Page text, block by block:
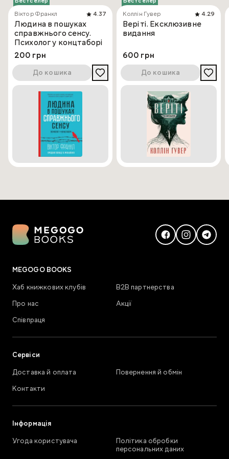
Віктор Франкл
4.37
Людина в пошуках
справжнього сенсу.
Психолог у концтаборі
200 грн
До кошика
Коллін Гувер
4.29
Веріті. Ексклюзивне
видання
600 грн
До кошика
MEGOGO BOOKS
Хаб книжкових клубів
В2В партнерства
Про нас
Акції
Співпраця
Сервіси
Доставка й оплата
Повернення й обмін
Контакти
Інформація
Угода користувача
Політика обробки
персональних даних